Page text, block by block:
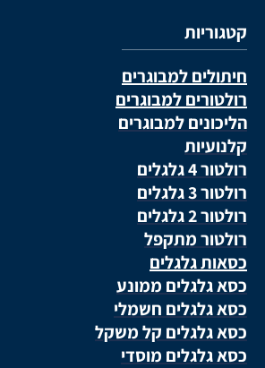
קטגוריות
חיתולים למבוגרים
רולטורים למבוגרים
הליכונים למבוגרים
קלנועיות
רולטור 4 גלגלים
רולטור 3 גלגלים
רולטור 2 גלגלים
רולטור מתקפל
כסאות גלגלים
כסא גלגלים ממונע
כסא גלגלים חשמלי
כסא גלגלים קל משקל
כסא גלגלים מוסדי